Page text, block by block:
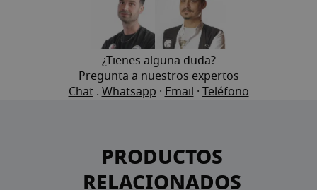
¿Tienes alguna duda?
Pregunta a nuestros expertos
Chat.Whatsapp ·Email ·Teléfono
PRODUCTOS
RELACIONADOS